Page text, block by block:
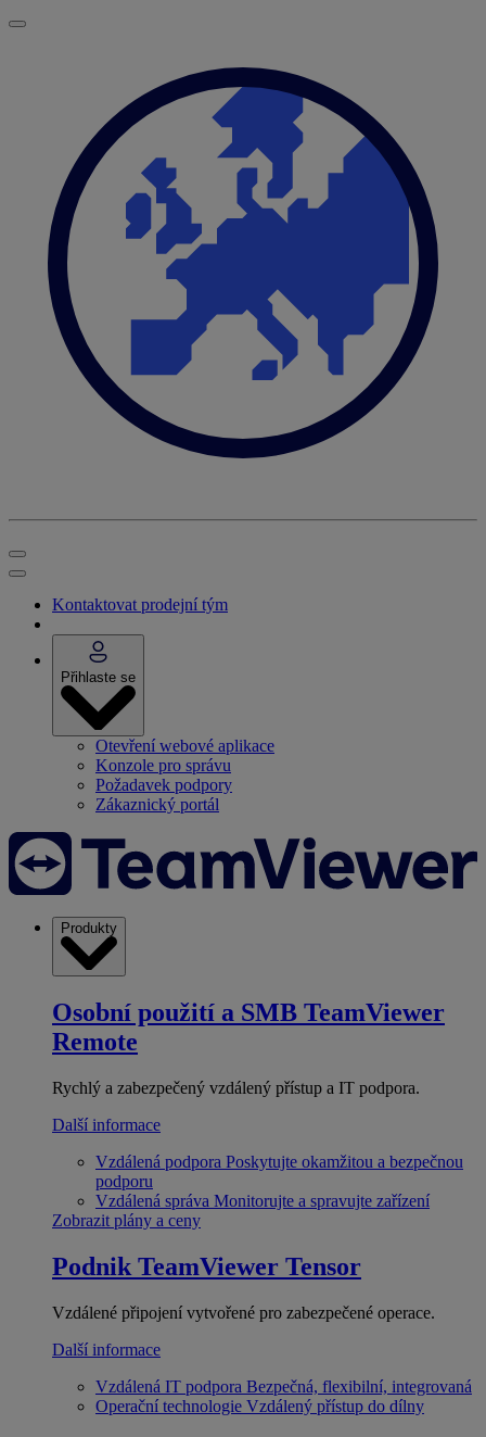
Kontaktovat prodejní tým
Přihlaste se
Otevření webové aplikace
Konzole pro správu
Požadavek podpory
Zákaznický portál
Produkty
Osobní použití a SMB TeamViewer
Remote
Rychlý a zabezpečený vzdálený přístup a IT podpora.
Další informace
Vzdálená podpora Poskytujte okamžitou a bezpečnou
podporu
Vzdálená správa Monitorujte a spravujte zařízení
Zobrazit plány a ceny
Podnik TeamViewer Tensor
Vzdálené připojení vytvořené pro zabezpečené operace.
Další informace
Vzdálená IT podpora Bezpečná, flexibilní, integrovaná
Operační technologie Vzdálený přístup do dílny